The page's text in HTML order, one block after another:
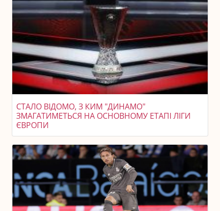
СТАЛО ВІДОМО, З КИМ "ДИНАМО"
ЗМАГАТИМЕТЬСЯ НА ОСНОВНОМУ ЕТАПІ ЛІГИ
ЄВРОПИ